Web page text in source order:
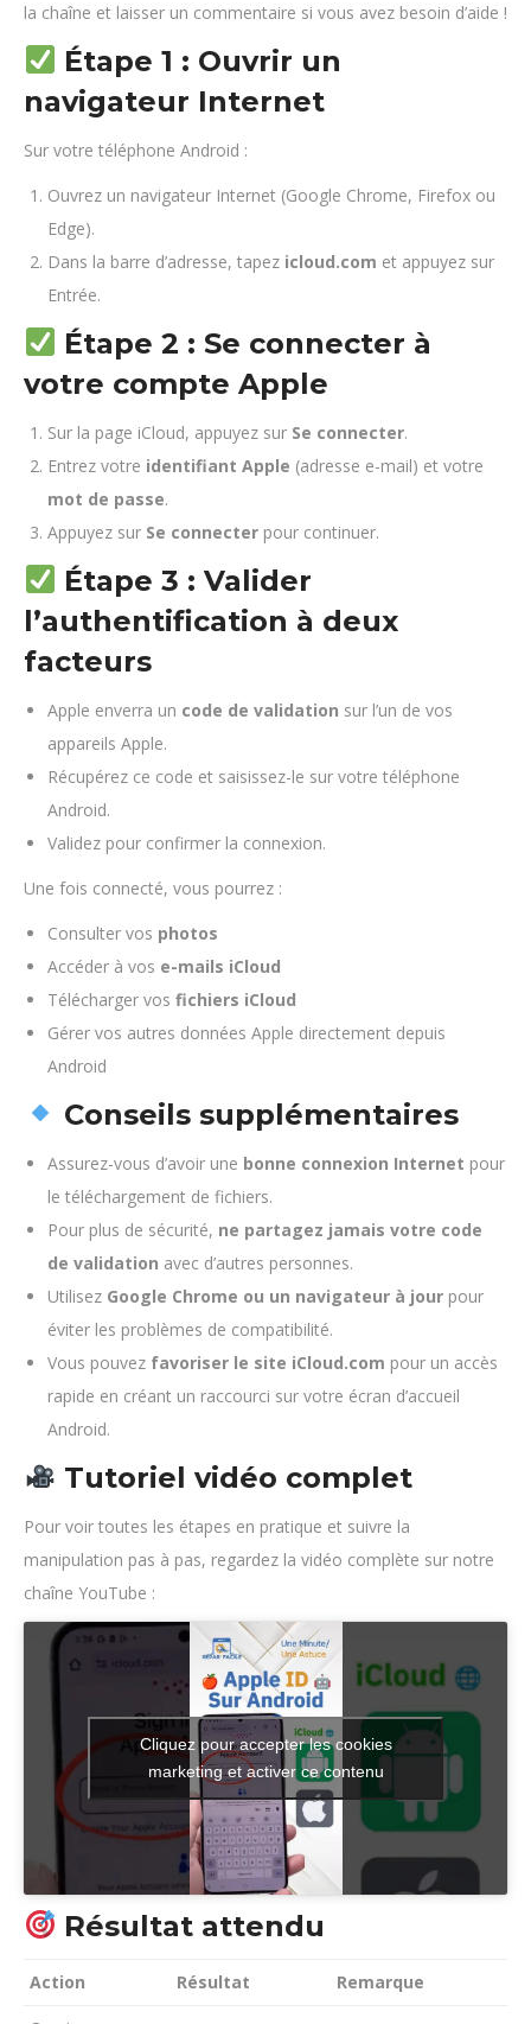
la chaîne et laisser un commentaire si vous avez besoin d’aide !
Étape 1 : Ouvrir un
navigateur Internet
Sur votre téléphone Android :
Ouvrez un navigateur Internet (Google Chrome, Firefox ou
Edge).
Dans la barre d’adresse, tapez icloud.com et appuyez sur
Entrée.
Étape 2 : Se connecter à
votre compte Apple
Sur la page iCloud, appuyez sur Se connecter.
Entrez votre identifiant Apple (adresse e-mail) et votre
mot de passe.
Appuyez sur Se connecter pour continuer.
Étape 3 : Valider
l’authentification à deux
facteurs
Apple enverra un code de validation sur l’un de vos
appareils Apple.
Récupérez ce code et saisissez-le sur votre téléphone
Android.
Validez pour confirmer la connexion.
Une fois connecté, vous pourrez :
Consulter vos photos
Accéder à vos e-mails iCloud
Télécharger vos fichiers iCloud
Gérer vos autres données Apple directement depuis
Android
Conseils supplémentaires
Assurez-vous d’avoir une bonne connexion Internet pour
le téléchargement de fichiers.
Pour plus de sécurité, ne partagez jamais votre code
de validation avec d’autres personnes.
Utilisez Google Chrome ou un navigateur à jour pour
éviter les problèmes de compatibilité.
Vous pouvez favoriser le site iCloud.com pour un accès
rapide en créant un raccourci sur votre écran d’accueil
Android.
Tutoriel vidéo complet
Pour voir toutes les étapes en pratique et suivre la
manipulation pas à pas, regardez la vidéo complète sur notre
chaîne YouTube :
Cliquez pour accepter les cookies
marketing et activer ce contenu
Résultat attendu
Action Résultat Remarque